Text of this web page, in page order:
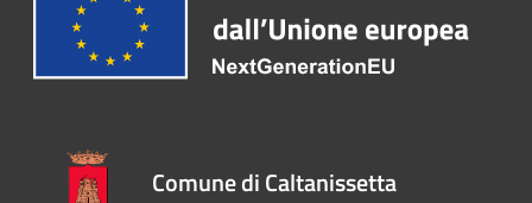
Comune di Caltanissetta